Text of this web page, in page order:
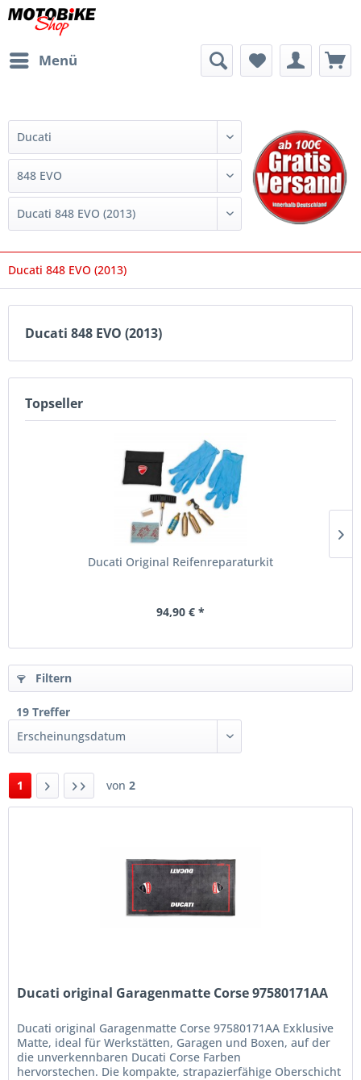
Menü
Ducati 848 EVO (2013)
Ducati 848 EVO (2013)
Topseller
Ducati Original Reifenreparaturkit
94,90 € *
Filtern
19 Treffer
1 von 2
Ducati original Garagenmatte Corse 97580171AA
Ducati original Garagenmatte Corse 97580171AA Exklusive
Matte, ideal für Werkstätten, Garagen und Boxen, auf der
die unverkennbaren Ducati Corse Farben
hervorstechen. Die kompakte, strapazierfähige Oberschicht